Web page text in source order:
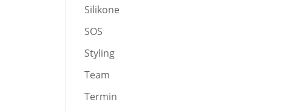
Silikone
SOS
Styling
Team
Termin